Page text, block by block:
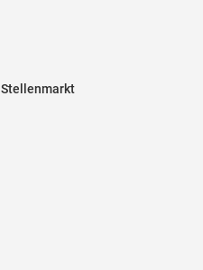
Stellenmarkt